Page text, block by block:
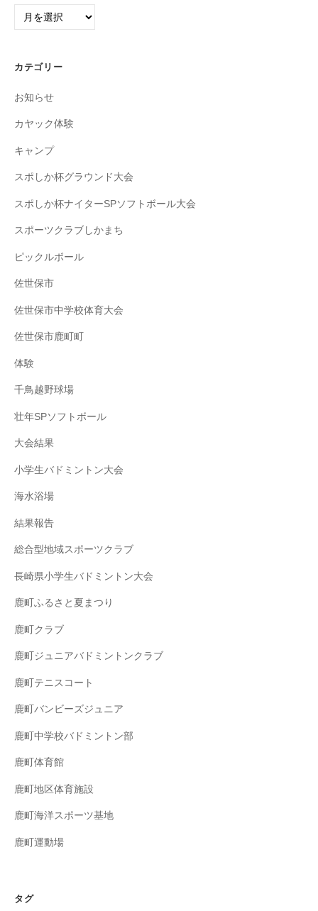
ア
ブ
カテゴリー
お知らせ
カヤック体験
キャンプ
スポしか杯グラウンド大会
スポしか杯ナイターSPソフトボール大会
スポーツクラブしかまち
ピックルボール
佐世保市
佐世保市中学校体育大会
佐世保市鹿町町
体験
千鳥越野球場
壮年SPソフトボール
大会結果
小学生バドミントン大会
海水浴場
結果報告
総合型地域スポーツクラブ
長崎県小学生バドミントン大会
鹿町ふるさと夏まつり
鹿町クラブ
鹿町ジュニアバドミントンクラブ
鹿町テニスコート
鹿町バンビーズジュニア
鹿町中学校バドミントン部
鹿町体育館
鹿町地区体育施設
鹿町海洋スポーツ基地
鹿町運動場
タグ